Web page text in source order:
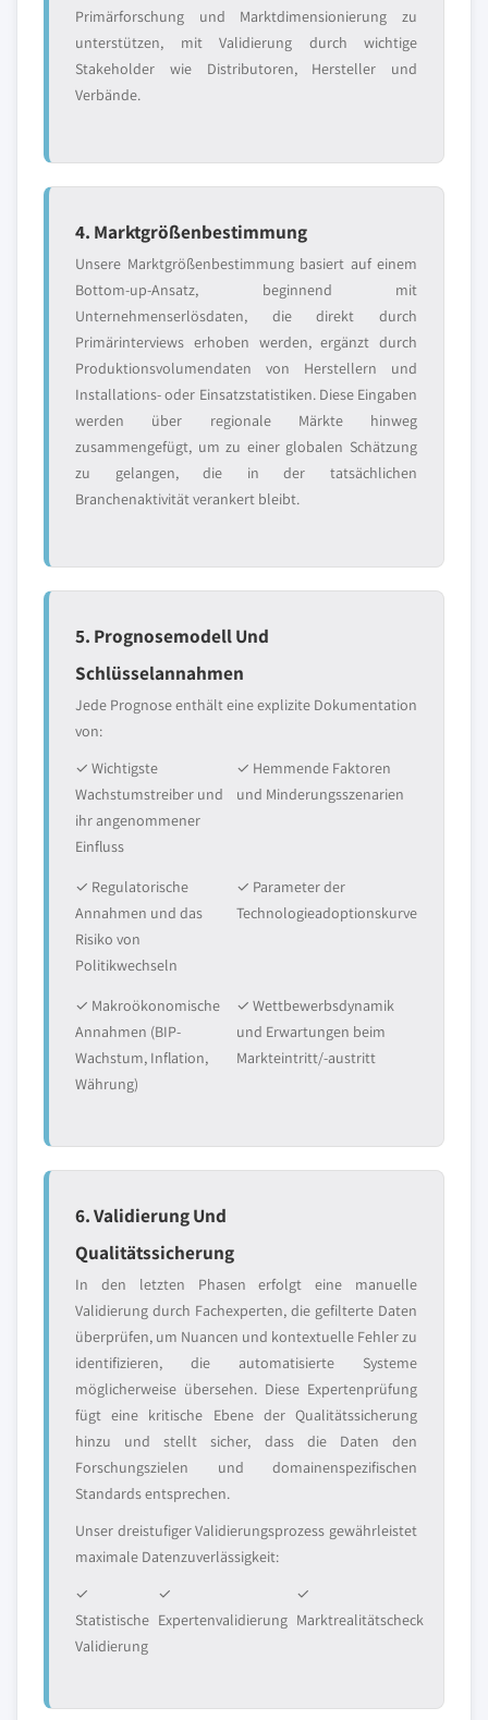
Primärforschung und Marktdimensionierung zu
unterstützen, mit Validierung durch wichtige
Stakeholder wie Distributoren, Hersteller und
Verbände.
4. Marktgrößenbestimmung
Unsere Marktgrößenbestimmung basiert auf einem
Bottom-up-Ansatz, beginnend mit
Unternehmenserlösdaten, die direkt durch
Primärinterviews erhoben werden, ergänzt durch
Produktionsvolumendaten von Herstellern und
Installations- oder Einsatzstatistiken. Diese Eingaben
werden über regionale Märkte hinweg
zusammengefügt, um zu einer globalen Schätzung
zu gelangen, die in der tatsächlichen
Branchenaktivität verankert bleibt.
5. Prognosemodell Und
Schlüsselannahmen
Jede Prognose enthält eine explizite Dokumentation
von:
✓ Wichtigste
Wachstumstreiber und
ihr angenommener
Einfluss
✓ Hemmende Faktoren
und Minderungsszenarien
✓ Regulatorische
Annahmen und das
Risiko von
Politikwechseln
✓ Parameter der
Technologieadoptionskurve
✓ Makroökonomische
Annahmen (BIP-
Wachstum, Inflation,
Währung)
✓ Wettbewerbsdynamik
und Erwartungen beim
Markteintritt/-austritt
6. Validierung Und
Qualitätssicherung
In den letzten Phasen erfolgt eine manuelle
Validierung durch Fachexperten, die gefilterte Daten
überprüfen, um Nuancen und kontextuelle Fehler zu
identifizieren, die automatisierte Systeme
möglicherweise übersehen. Diese Expertenprüfung
fügt eine kritische Ebene der Qualitätssicherung
hinzu und stellt sicher, dass die Daten den
Forschungszielen und domainenspezifischen
Standards entsprechen.
Unser dreistufiger Validierungsprozess gewährleistet
maximale Datenzuverlässigkeit:
✓
Statistische
Validierung
✓
Expertenvalidierung
✓
Marktrealitätscheck